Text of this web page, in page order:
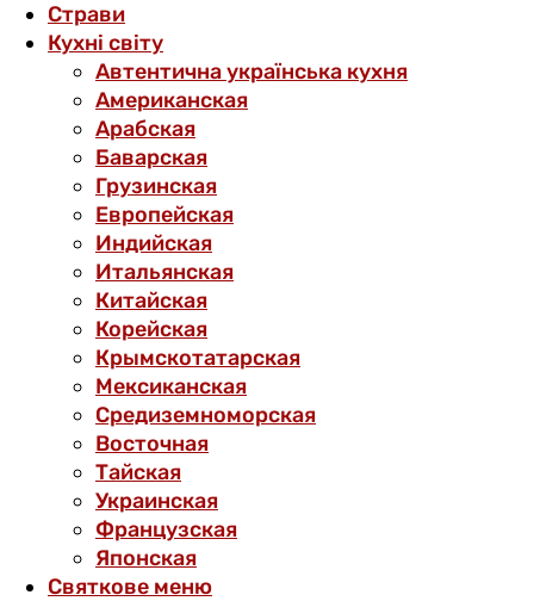
Страви
Кухні світу
Автентична українська кухня
Американская
Арабская
Баварская
Грузинская
Европейская
Индийская
Итальянская
Китайская
Корейская
Крымскотатарская
Мексиканская
Средиземноморская
Восточная
Тайская
Украинская
Французская
Японская
Святкове меню